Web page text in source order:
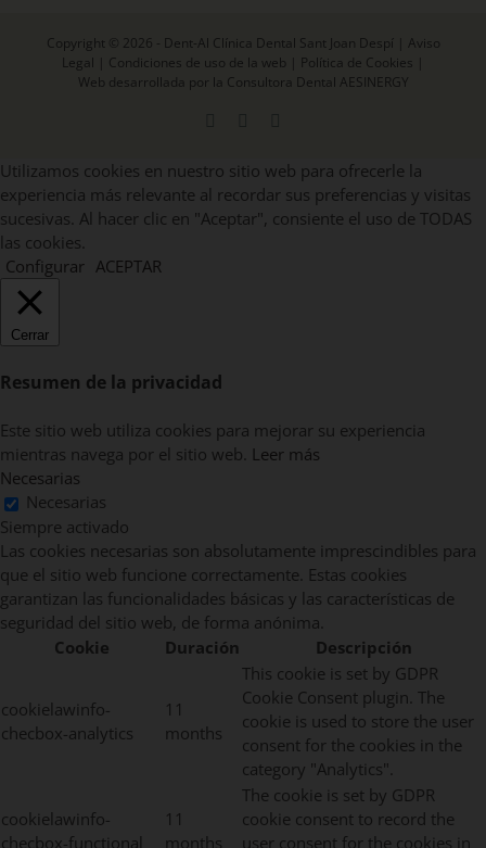
Copyright © 2026 - Dent-Al Clínica Dental Sant Joan Despí | Aviso
Legal
Condiciones de uso de la web Política de Cookies
Web desarrollada por la Consultora Dental AESINERGY
Utilizamos cookies en nuestro sitio web para ofrecerle la
experiencia más relevante al recordar sus preferencias y visitas
sucesivas. Al hacer clic en "Aceptar", consiente el uso de TODAS
las cookies.
Configurar ACEPTAR
Cerrar
Resumen de la privacidad
Este sitio web utiliza cookies para mejorar su experiencia
mientras navega por el sitio web. Leer más
Necesarias
Necesarias
Siempre activado
Las cookies necesarias son absolutamente imprescindibles para
que el sitio web funcione correctamente. Estas cookies
garantizan las funcionalidades básicas y las características de
seguridad del sitio web, de forma anónima.
Cookie
Duración Descripción
cookielawinfo-
checbox-analytics
11
months
This cookie is set by GDPR
Cookie Consent plugin. The
cookie is used to store the user
consent for the cookies in the
category "Analytics".
cookielawinfo-
checbox-functional
11
months
The cookie is set by GDPR
cookie consent to record the
user consent for the cookies in